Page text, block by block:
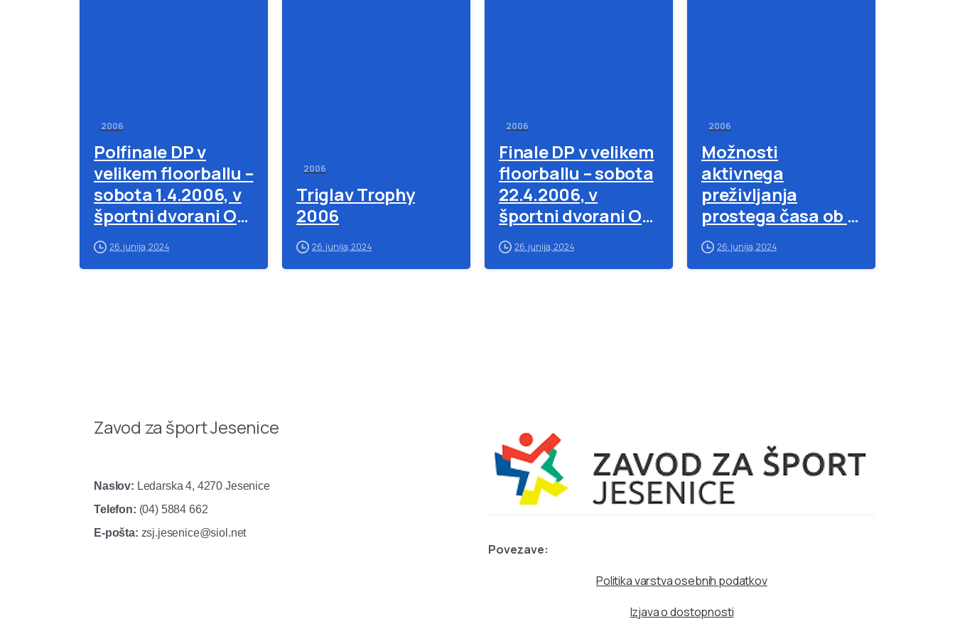
2006
Polfinale DP v
velikem floorballu –
sobota 1.4.2006, v
športni dvorani OŠ
Prežihovega
Voranca
26. junija, 2024
2006
Triglav Trophy
2006
26. junija, 2024
2006
Finale DP v velikem
floorballu – sobota
22.4.2006, v
športni dvorani OŠ
Prežihovega
Voranca
26. junija, 2024
2006
Možnosti
aktivnega
preživljanja
prostega časa ob 1.
maju26. junija, 2024
Zavod za šport Jesenice
Naslov: Ledarska 4, 4270 Jesenice
Telefon: (04) 5884 662
E-pošta: zsj.jesenice@siol.net
Povezave:
Politika varstva osebnih podatkov
Izjava o dostopnosti